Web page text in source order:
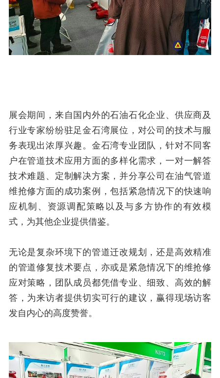
展会期间，来自国内外的石油石化企业、供应商及
行业专家纷纷驻足金石湾展位，对公司的技术与服
务表现出浓厚兴趣。金石湾专业团队，针对不同客
户在管道技术应用方面的多样化需求，一对一解答
技术难题、定制解决方案，并分享公司在油气管道
维抢修方面的成功案例，包括紧急情况下的快速响
应机制、资源调配策略以及与多方协作的有效模
式，为其他企业提供借鉴。
无论是复杂环境下的管道迁改规划，还是高效精准
的管道修复技术要点，亦或是紧急情况下的维抢修
应对策略，团队成员都凭借专业、细致、高效的解
答，为来访者提供切实可行的建议，赢得现场访客
发自内心的高度赞誉。